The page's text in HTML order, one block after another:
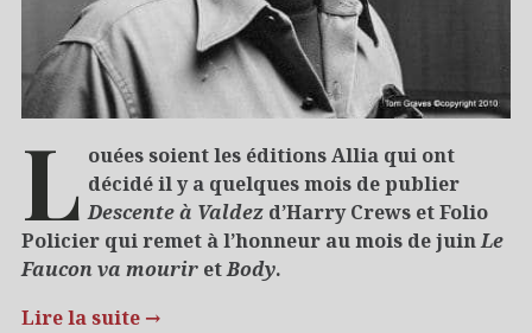
L ouées soient les éditions Allia qui ont
décidé il y a quelques mois de publier
Descente à Valdezd’Harry Crews et Folio
Policier qui remet à l’honneur au mois de juinLe
Faucon va mourir etBody.
Lire la suite →